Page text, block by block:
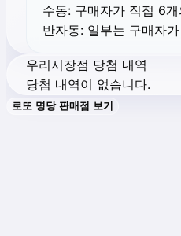
수동: 구매자가 직접 6
반자동: 일부는 구매자
우리시장점 당첨 내역
당첨 내역이 없습니다.
로또 명당 판매점 보기